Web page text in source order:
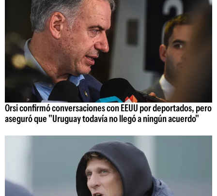
Orsi confirmó conversaciones con EEUU por deportados, pero
aseguró que "Uruguay todavía no llegó a ningún acuerdo"